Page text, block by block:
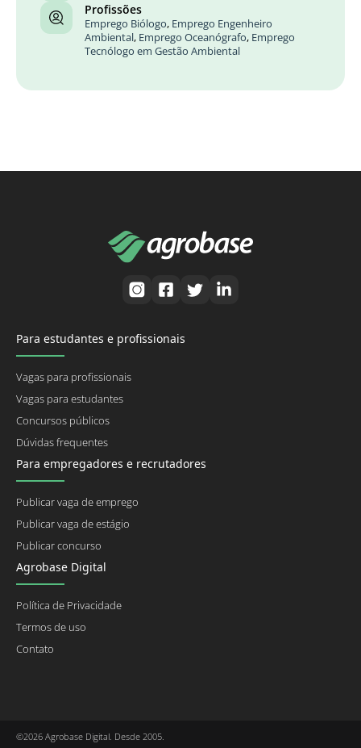
Profissões
Emprego Biólogo, Emprego Engenheiro
Ambiental, Emprego Oceanógrafo, Emprego
Tecnólogo em Gestão Ambiental
Para estudantes e profissionais
Vagas para profissionais
Vagas para estudantes
Concursos públicos
Dúvidas frequentes
Para empregadores e recrutadores
Publicar vaga de emprego
Publicar vaga de estágio
Publicar concurso
Agrobase Digital
Política de Privacidade
Termos de uso
Contato
©2026 Agrobase Digital. Desde 2005.